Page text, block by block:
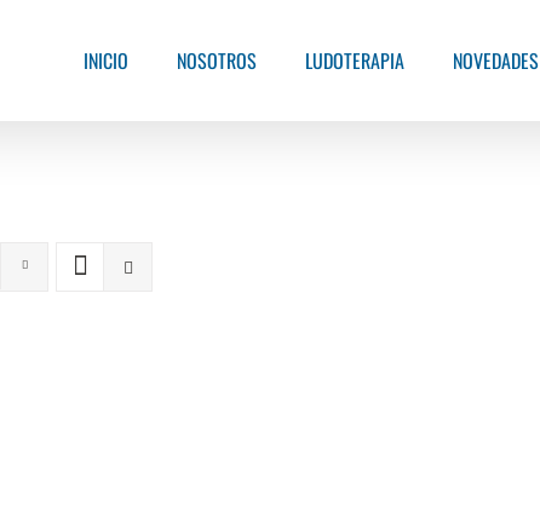
INICIO NOSOTROS LUDOTERAPIA NOVEDADES